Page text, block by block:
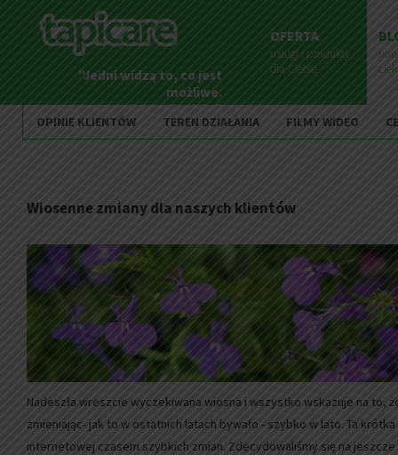
"Jedni widzą to, co jest
możliwe.
Inni to zmieniają."
OFERTA
usługi i produkty
dla Ciebie
OPINIE KLIENTÓW TEREN DZIAŁANIA FILMY WIDEO
Wiosenne zmiany dla naszych klientów
Nadeszła wreszcie wyczekiwana wiosna i wszystko wskazuje na to,
zmieniając- jak to w ostatnich latach bywało - szybko w lato. Ta
internetowej czasem szybkich zmian. Zdecydowaliśmy się na